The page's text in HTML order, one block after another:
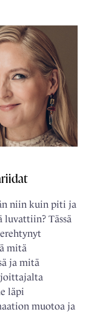
niin kuin piti ja
luvattiin? Tässä
mitä
ja mitä
läpi
muotoa ja